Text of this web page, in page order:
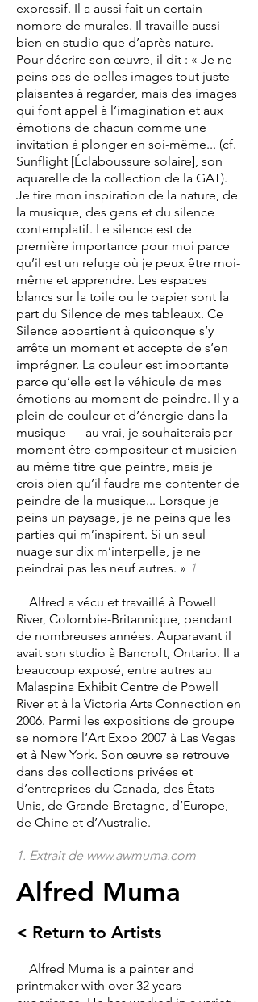
expressif. Il a aussi fait un certain
nombre de murales. Il travaille aussi
bien en studio que d’après nature.
Pour décrire son œuvre, il dit : « Je ne
peins pas de belles images tout juste
plaisantes à regarder, mais des images
qui font appel à l’imagination et aux
émotions de chacun comme une
invitation à plonger en soi-même... (cf.
Sunflight [Éclaboussure solaire], son
aquarelle de la collection de la GAT).
Je tire mon inspiration de la nature, de
la musique, des gens et du silence
contemplatif. Le silence est de
première importance pour moi parce
qu’il est un refuge où je peux être moi-
même et apprendre. Les espaces
blancs sur la toile ou le papier sont la
part du Silence de mes tableaux. Ce
Silence appartient à quiconque s’y
arrête un moment et accepte de s’en
imprégner. La couleur est importante
parce qu’elle est le véhicule de mes
émotions au moment de peindre. Il y a
plein de couleur et d’énergie dans la
musique — au vrai, je souhaiterais par
moment être compositeur et musicien
au même titre que peintre, mais je
crois bien qu’il faudra me contenter de
peindre de la musique... Lorsque je
peins un paysage, je ne peins que les
parties qui m’inspirent. Si un seul
nuage sur dix m’interpelle, je ne
peindrai pas les neuf autres. » 1
Alfred a vécu et travaillé à Powell
River, Colombie-Britannique, pendant
de nombreuses années. Auparavant il
avait son studio à Bancroft, Ontario. Il a
beaucoup exposé, entre autres au
Malaspina Exhibit Centre de Powell
River et à la Victoria Arts Connection en
2006. Parmi les expositions de groupe
se nombre l’Art Expo 2007 à Las Vegas
et à New York. Son œuvre se retrouve
dans des collections privées et
d’entreprises du Canada, des États-
Unis, de Grande-Bretagne, d’Europe,
de Chine et d’Australie.
1. Extrait de www.awmuma.com
Alfred Muma
< Return to Artists
Alfred Muma is a painter and
printmaker with over 32 years